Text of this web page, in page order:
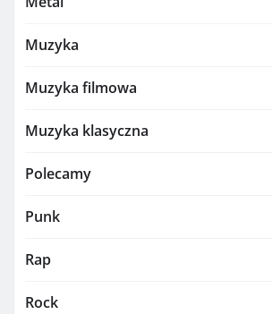
Muzyka
Muzyka filmowa
Muzyka klasyczna
Polecamy
Punk
Rap
Rock